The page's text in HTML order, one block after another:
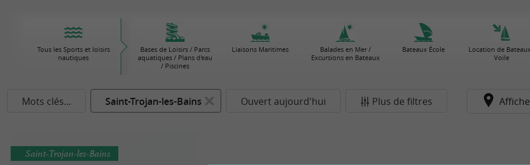
Tous les Sports et loisirs
nautiques
Bases de Loisirs / Parcs
aquatiques / Plans d'eau
/ Piscines
Liaisons Maritimes
Balades en Mer /
Excursions en Bateaux
Bateaux École
Location de
Voile
Mots clés... Saint-Trojan-les-Bains Ouvert aujourd'hui Plus de filtres
Saint-Trojan-les-Bains